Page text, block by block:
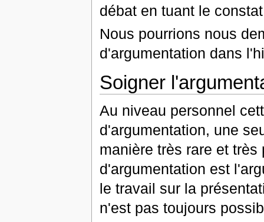
débat en tuant le
Nous pourrions nous
d'argumentation dans
Soigner
Au niveau personnel
d'argumentation, une
manière très rare et
d'argumentation est
le travail sur la
n'est pas toujours